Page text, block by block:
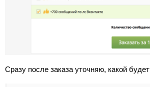
Сразу после заказа уточняю, какой